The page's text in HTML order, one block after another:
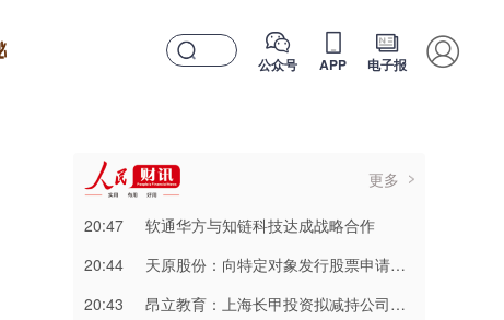
公众号 APP 电子报
更多
20:47
软通华方与知链科技达成战略合作
20:44
天原股份：向特定对象发行股票申请获深交所审核通过
20:43
昂立教育：上海长甲投资拟减持公司不超3%股份